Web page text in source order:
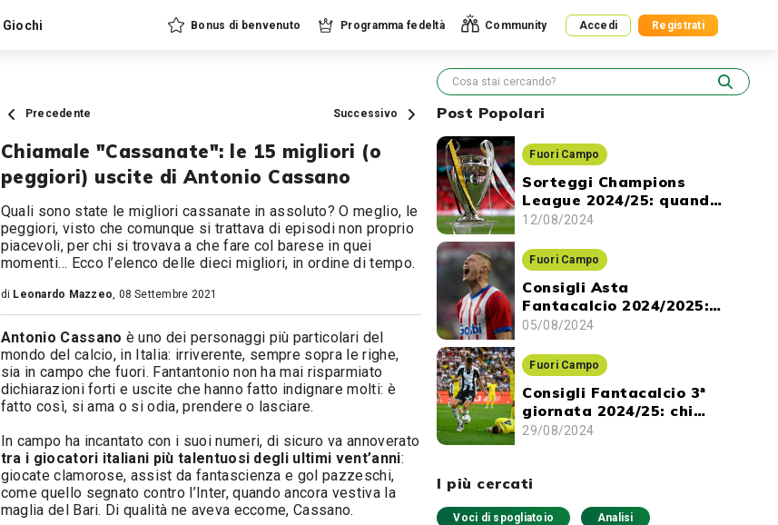
Giochi Bonus di benvenuto Programma fedeltà Community Accedi Registrati
Precedente Successivo
Chiamale "Cassanate": le 15 migliori (o
peggiori) uscite di Antonio Cassano
Quali sono state le migliori cassanate in assoluto? O meglio, le
peggiori, visto che comunque si trattava di episodi non proprio
piacevoli, per chi si trovava a che fare col barese in quei
momenti… Ecco l’elenco delle dieci migliori, in ordine di tempo.
di Leonardo Mazzeo, 08 Settembre 2021
Antonio Cassano è uno dei personaggi più particolari del
mondo del calcio, in Italia: irriverente, sempre sopra le righe,
sia in campo che fuori. Fantantonio non ha mai risparmiato
dichiarazioni forti e uscite che hanno fatto indignare molti: è
fatto così, si ama o si odia, prendere o lasciare.
In campo ha incantato con i suoi numeri, di sicuro va annoverato
tra i giocatori italiani più talentuosi degli ultimi vent’anni:
giocate clamorose, assist da fantascienza e gol pazzeschi,
come quello segnato contro l’Inter, quando ancora vestiva la
maglia del Bari. Di qualità ne aveva eccome, Cassano.
Post Popolari
Fuori Campo
Sorteggi Champions
League 2024/25: quando
ci sono e dove vederli
12/08/2024
Fuori Campo
Consigli Asta
Fantacalcio 2024/2025:
gli attaccanti da
05/08/2024
Fuori Campo
Consigli Fantacalcio 3ª
giornata 2024/25: chi
schierare e chi evitare
29/08/2024
I più cercati
Voci di spogliatoio Analisi